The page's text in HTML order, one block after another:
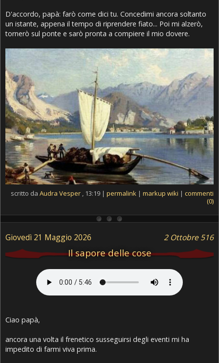
D'accordo, papà: farò come dici tu. Concedimi ancora soltanto
un istante, appena il tempo di riprendere fiato... Poi mi alzerò,
tornerò sul ponte e sarò pronta a compiere il mio dovere.
scritto da Audra Vesper , 13:19 | permalink | markup wiki | commenti
(0)
2 Ottobre 516
Giovedì 21 Maggio 2026
Il sapore delle cose
Ciao papà,
ancora una volta il frenetico susseguirsi degli eventi mi ha
impedito di farmi viva prima.